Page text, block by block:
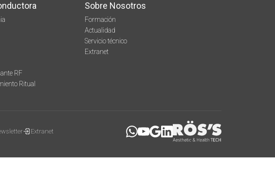
RF
Ritual
Sobre Nosotros
Formación
Actualidad
Servicio técnico
Extranet
Extranet